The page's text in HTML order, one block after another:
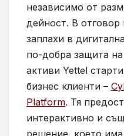
независимо от
дейност. В отговор
заплахи в
по-добра защита
активи Yettel
бизнес клиенти –
Platform. Тя
интерактивно и